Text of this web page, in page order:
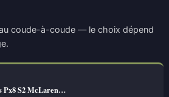
coude-à-coude — le choix dépend
Px8 S2 McLaren…